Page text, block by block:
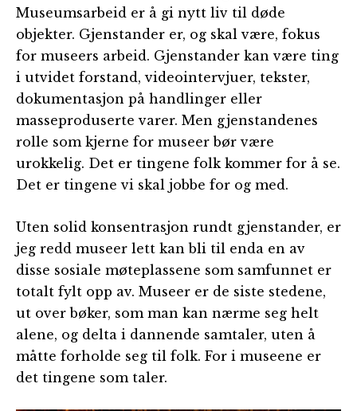
Museumsarbeid er å gi nytt liv til døde
objekter. Gjenstander er, og skal være, fokus
for museers arbeid. Gjenstander kan være ting
i utvidet forstand, videointervjuer, tekster,
dokumentasjon på handlinger eller
masseproduserte varer. Men gjenstandenes
rolle som kjerne for museer bør være
urokkelig. Det er tingene folk kommer for å se.
Det er tingene vi skal jobbe for og med.
Uten solid konsentrasjon rundt gjenstander, er
jeg redd museer lett kan bli til enda en av
disse sosiale møteplassene som samfunnet er
totalt fylt opp av. Museer er de siste stedene,
ut over bøker, som man kan nærme seg helt
alene, og delta i dannende samtaler, uten å
måtte forholde seg til folk. For i museene er
det tingene som taler.